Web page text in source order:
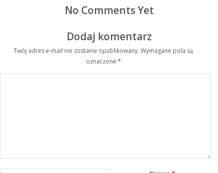
No Comments Yet
Dodaj komentarz
Twój adres e-mail nie zostanie opublikowany. Wymagane pola są
oznaczone *